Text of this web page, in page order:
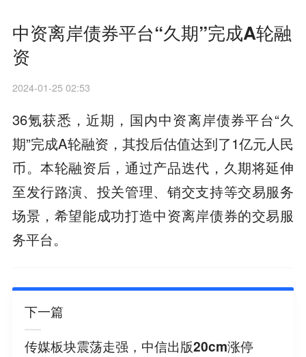
中资离岸债券平台“久期”完成A轮融
资
2024-01-25 02:53
36氪获悉，近期，国内中资离岸债券平台“久
期”完成A轮融资，其投后估值达到了1亿元人民
币。本轮融资后，通过产品迭代，久期将延伸
至发行路演、投关管理、销交支持等交易服务
场景，希望能成功打造中资离岸债券的交易服
务平台。
下一篇
传媒板块震荡走强，中信出版20cm涨停